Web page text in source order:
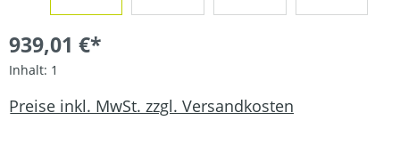
939,01 €*
Inhalt: 1
Preise inkl. MwSt. zzgl. Versandkosten